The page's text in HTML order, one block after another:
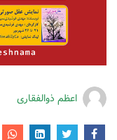
اعظم ذوالفقاری